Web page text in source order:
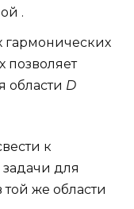
.
гармонических
области D
к
для
той же области